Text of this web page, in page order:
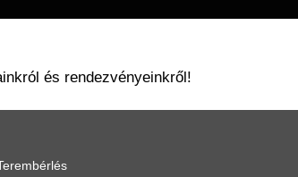
és rendezvényeinkről!